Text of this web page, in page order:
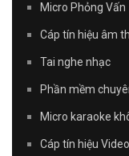
Micro Phỏng Vấn
Cáp tín hiệu âm
Tai nghe nhạc
Phần mềm
Micro karaoke
Cáp tín hiệu